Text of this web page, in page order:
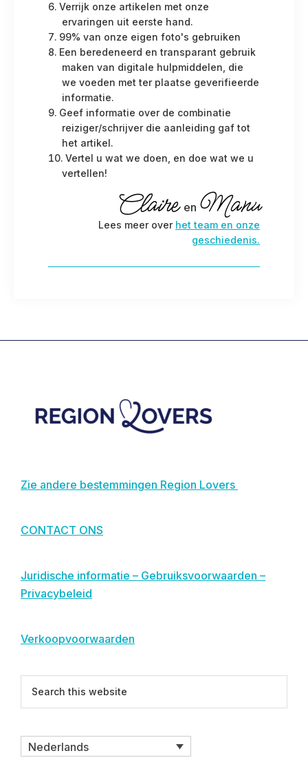
Verrijk onze artikelen met onze
ervaringen uit eerste hand.
99% van onze eigen foto's gebruiken
Een beredeneerd en transparant gebruik
maken van digitale hulpmiddelen, die
we voeden met ter plaatse geverifieerde
informatie.
Geef informatie over de combinatie
reiziger/schrijver die aanleiding gaf tot
het artikel.
Vertel u wat we doen, en doe wat we u
vertellen!
Claire en Manu
Lees meer over het team en onze
geschiedenis.
Zie andere bestemmingen Region Lovers
CONTACT ONS
Juridische informatie – Gebruiksvoorwaarden –
Privacybeleid
Verkoopvoorwaarden
Nederlands